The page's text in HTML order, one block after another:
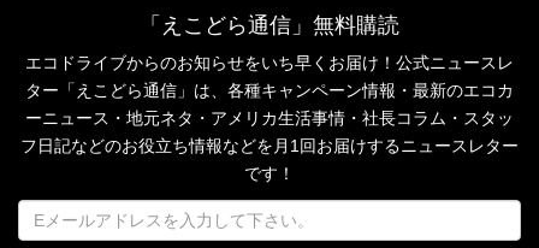
「えこどら通信」無料購読
エコドライブからのお知らせをいち早くお届け！公式ニュースレ
ター「えこどら通信」は、 各種キャンペーン情報・最新のエコカ
ーニュース・地元ネタ・アメリカ生活事情・社長コラム・ スタッ
フ日記などのお役立ち情報などを月1回お届けするニュースレター
です！